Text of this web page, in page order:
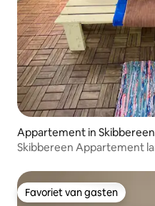
Appartement in Skibbereen
Skibbereen Appartement landelijk, geschikt voor 7
Favoriet van gasten
Favoriet van gasten